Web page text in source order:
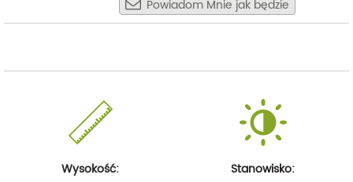
Powiadom Mnie jak będzie
Wysokość:
Stanowisko: